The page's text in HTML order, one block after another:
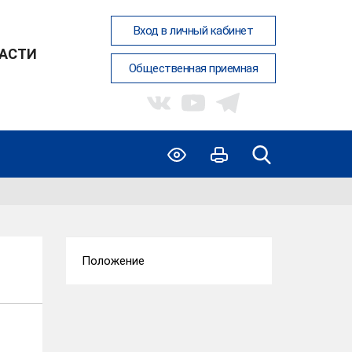
Вход в личный кабинет
Общественная приемная
Положение